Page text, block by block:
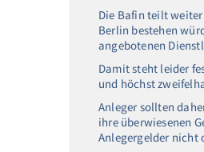
Die Bafin teilt
Berlin bestehen
angebotenen
Damit steht leider
und höchst
Anleger sollten
ihre überwiesenen
Anlegergelder nicht